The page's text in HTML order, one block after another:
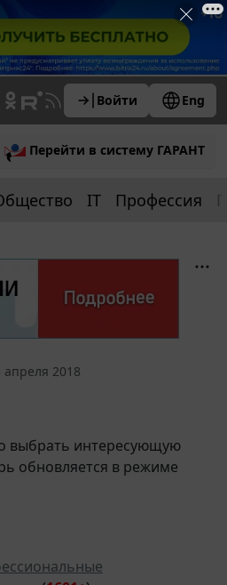
Войти Eng
Перейти в систему ГАРАНТ
IT Профессия
апреля 2018
выбрать интересующую
обновляется в режиме